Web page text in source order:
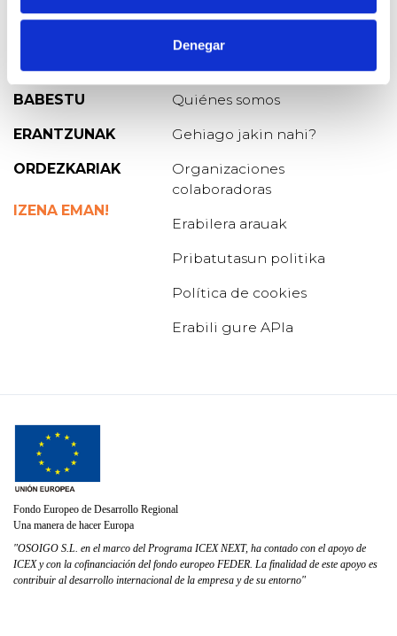
Denegar
GALDERA
BABESTU
ERANTZUNAK
ORDEZKARIAK
IZENA EMAN!
Quiénes somos
Gehiago jakin nahi?
Organizaciones
colaboradoras
Erabilera arauak
Pribatutasun politika
Política de cookies
Erabili gure APIa
Fondo Europeo de Desarrollo Regional
Una manera de hacer Europa
"OSOIGO S.L. en el marco del Programa ICEX NEXT, ha contado con el apoyo de
ICEX y con la cofinanciación del fondo europeo FEDER. La finalidad de este apoyo es
contribuir al desarrollo internacional de la empresa y de su entorno"